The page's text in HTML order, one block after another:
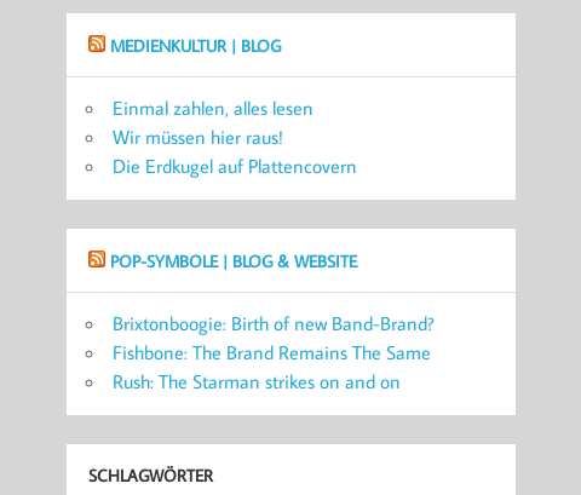
MEDIENKULTUR | BLOG
Einmal zahlen, alles lesen
Wir müssen hier raus!
Die Erdkugel auf Plattencovern
POP-SYMBOLE | BLOG & WEBSITE
Brixtonboogie: Birth of new Band-Brand?
Fishbone: The Brand Remains The Same
Rush: The Starman strikes on and on
SCHLAGWÖRTER